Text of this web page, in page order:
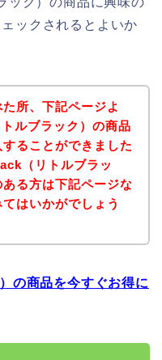
ックされるとよいか
所、下記ページよ
ルブラック）の商品
ることができました
（リトルブラッ
る方は下記ページな
はいかがでしょう
の商品を今すぐお得に